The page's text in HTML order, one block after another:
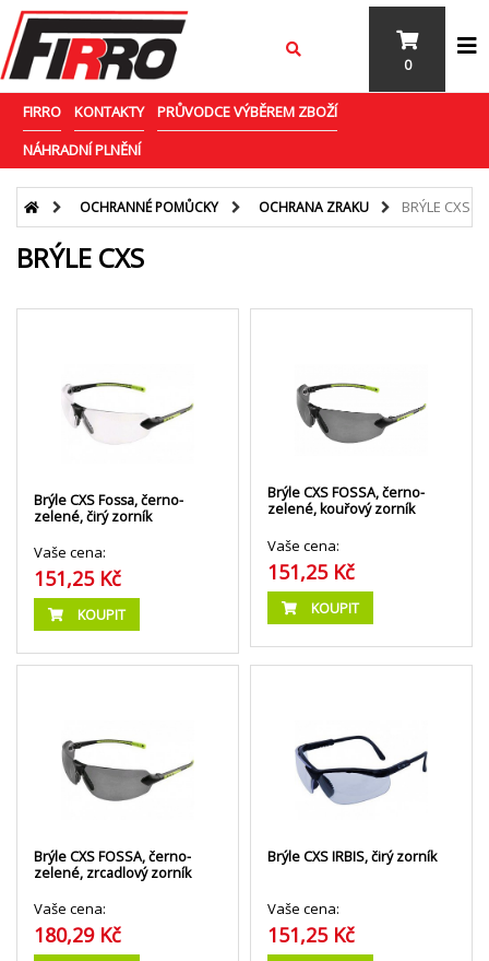
0
FIRRO KONTAKTY
PRŮVODCE VÝBĚREM ZBOŽÍ
NÁHRADNÍ PLNĚNÍ
OCHRANNÉ POMŮCKY OCHRANA ZRAKU BRÝLE CXS
BRÝLE CXS
Brýle CXS Fossa, černo-
zelené, čirý zorník
Vaše cena:
151,25 Kč
KOUPIT
Brýle CXS FOSSA, černo-
zelené, kouřový zorník
Vaše cena:
151,25 Kč
KOUPIT
Brýle CXS FOSSA, černo-
zelené, zrcadlový zorník
Vaše cena:
180,29 Kč
Brýle CXS IRBIS, čirý zorník
Vaše cena:
151,25 Kč